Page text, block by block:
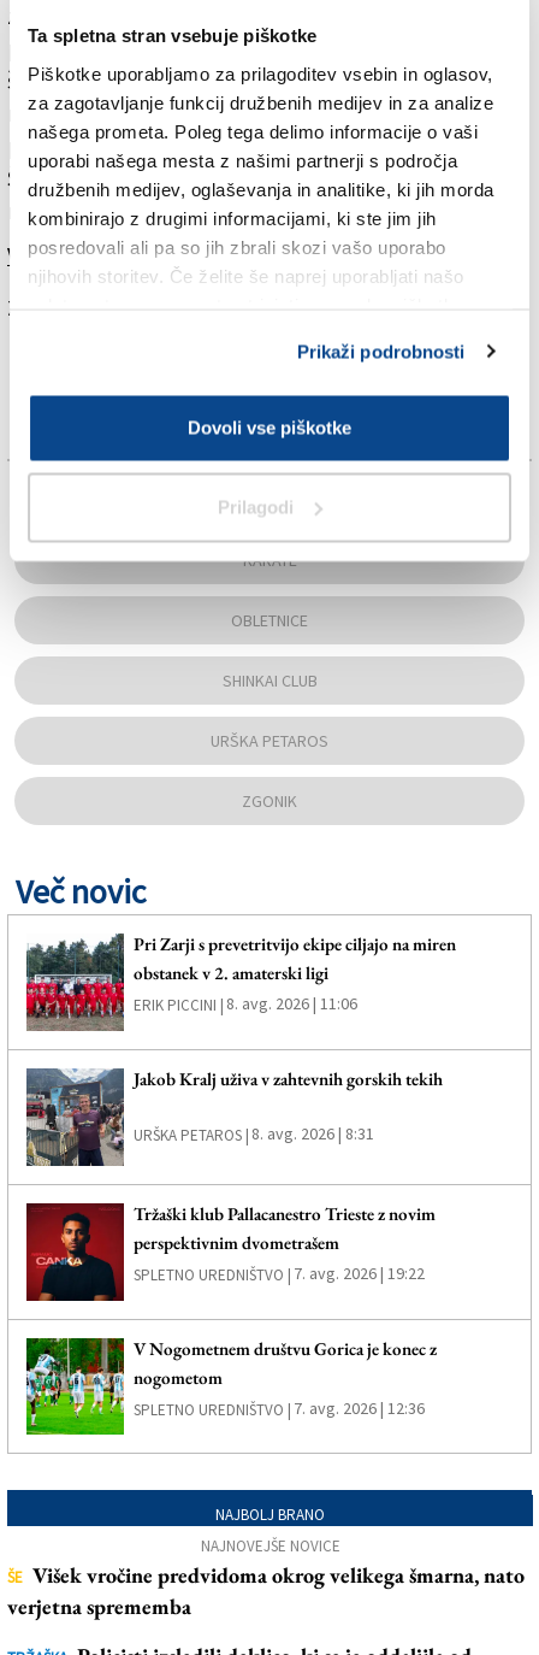
Ta spletna stran vsebuje piškotke
Piškotke uporabljamo za prilagoditev vsebin in oglasov,
za zagotavljanje funkcij družbenih medijev in za analize
našega prometa. Poleg tega delimo informacije o vaši
uporabi našega mesta z našimi partnerji s področja
družbenih medijev, oglaševanja in analitike, ki jih morda
kombinirajo z drugimi informacijami, ki ste jim jih
posredovali ali pa so jih zbrali skozi vašo uporabo
njihovih storitev. Če želite še naprej uporabljati našo
Prikaži podrobnosti
Dovoli vse piškotke
Prilagodi
zgoniški telovadnici in ga tudi letos organizirajo s
pomočjo zgoniške občine in Združenja slovenskih
športnih društev v Italiji. Letos bo ta še posebej
množičen, saj bodo na ta način tudi drugi karateisti
počastili jubilej zgoniškega kluba. Kot je pojasnil
Štoka, na njem pričakujejo okrog 285 tekmovalcev iz
raznih krajev Italije, Slovenije in Hrvaške.
Več v današnjem (četrtkovem) Primorskem dnevniku.
Za branje in pisanje komentarjev
KARATE
OBLETNICE
SHINKAI CLUB
URŠKA PETAROS
ZGONIK
Več novic
Pri Zarji s prevetritvijo ekipe ciljajo na miren
obstanek v 2. amaterski ligi
ERIK PICCINI | 8. avg. 2026 | 11:06
Jakob Kralj uživa v zahtevnih gorskih tekih
URŠKA PETAROS | 8. avg. 2026 | 8:31
Tržaški klub Pallacanestro Trieste z novim
perspektivnim dvometrašem
SPLETNO UREDNIŠTVO | 7. avg. 2026 | 19:22
V Nogometnem društvu Gorica je konec z
nogometom
SPLETNO UREDNIŠTVO | 7. avg. 2026 | 12:36
NAJBOLJ BRANO
NAJNOVEJŠE NOVICE
ŠE Višek vročine predvidoma okrog velikega šmarna, nato
verjetna sprememba